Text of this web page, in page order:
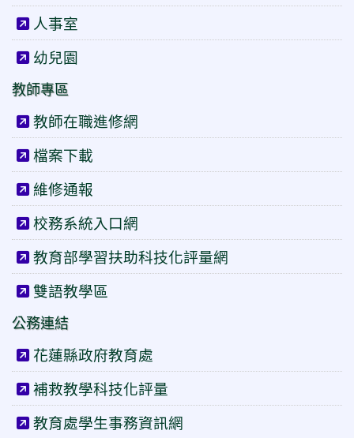
人事室
幼兒園
教師專區
教師在職進修網
檔案下載
維修通報
校務系統入口網
教育部學習扶助科技化評量網
雙語教學區
公務連結
花蓮縣政府教育處
補救教學科技化評量
教育處學生事務資訊網